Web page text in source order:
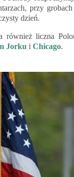
przy
dzień.
również liczna
Jorku i Chicago.